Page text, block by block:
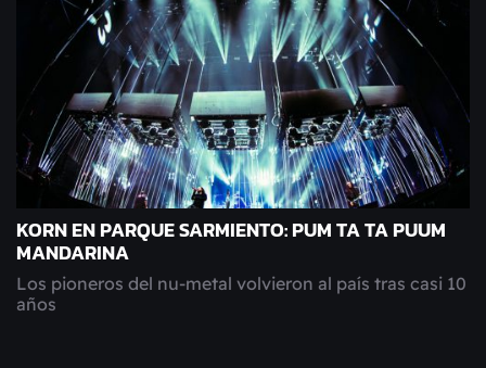
KORN EN PARQUE SARMIENTO: PUM TA TA PUUM
MANDARINA
Los pioneros del nu-metal volvieron al país tras casi 10
años